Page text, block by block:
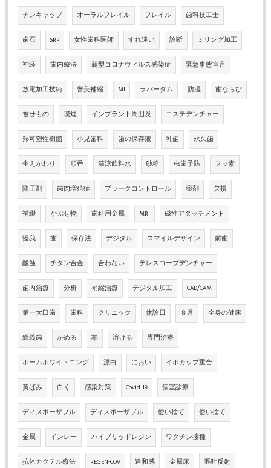
チンキャップ オーラルフレイル フレイル 歯科技工士
歯石 SRP 女性歯科医師 すれ違い 診断 ミリング加工
神経 歯内療法 新型コロナウィルス感染症 緊急事態宣言
放電加工技術 審美補綴 MI ラバーダム 防湿 歯ならび
被せもの 喫煙 インプラント周囲炎 エステデンチャー
熱可塑性樹脂 小児歯科 歯の保存液 乳歯 永久歯
生えかわり 順番 清涼飲料水 砂糖 虫歯予防 フッ素
降圧剤 歯肉増殖症 プラークコントロール 薬剤 欠損
補綴 かぶせ物 歯科用金属 MRI 磁性アタッチメント
怪我 歯 保存法 デジタル スマイルデザイン 前歯
酸蝕 チタン合金 合わない テレスコープデンチャー
歯内治療 分析 補綴治療 デジタル加工 CAD/CAM
第一大臼歯 歯科 クリニック 休診日 ８月 全身の健康
総義歯 かめる 柏 溶ける 専門治療
ホームホワイトニング 漂白 におい イボカップ重合
黄ばみ 白く 感染対策 Covid-19 個室診療
ディスポーザブル ディスポーザブル 使い捨て 使い捨て
金属 インレー ハイブリッドレジン ワクチン接種
抗体カクテル療法 REGEN-COV 違和感 金属床 嘔吐反射